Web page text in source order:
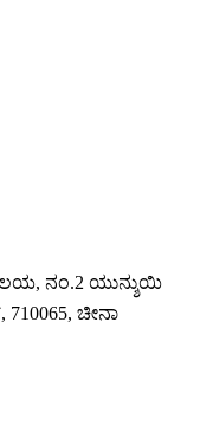
ವಲಯ, ನಂ.2 ಯುನ್ಶುಯಿ
ಚೀನಾ